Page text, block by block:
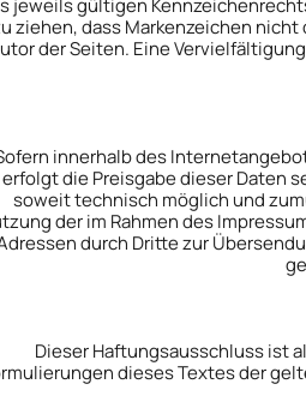
jeweils gültigen
ziehen, dass Markenzeichen
der Seiten. Eine
innerhalb des
erfolgt die Preisgabe dieser Daten
soweit technisch möglich und
der im Rahmen des
durch Dritte zur
Dieser Haftungsausschluss ist
dieses Textes der